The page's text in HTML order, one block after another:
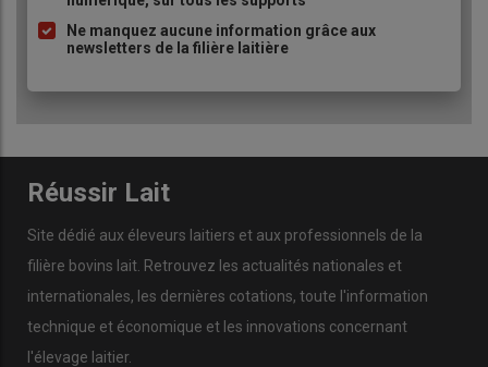
Ne manquez aucune information grâce aux
newsletters de la filière laitière
Réussir Lait
Site dédié aux éleveurs laitiers et aux professionnels de la
filière bovins lait. Retrouvez les actualités nationales et
internationales, les dernières cotations, toute l'information
technique et économique et les innovations concernant
l'élevage laitier.